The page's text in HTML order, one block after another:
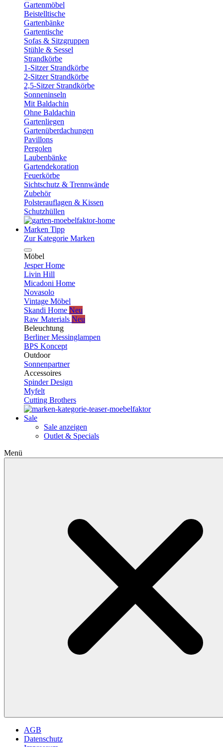
Gartenmöbel
Beistelltische
Gartenbänke
Gartentische
Sofas & Sitzgruppen
Stühle & Sessel
Strandkörbe
1-Sitzer Strandkörbe
2-Sitzer Strandkörbe
2,5-Sitzer Strandkörbe
Sonneninseln
Mit Baldachin
Ohne Baldachin
Gartenliegen
Gartenüberdachungen
Pavillons
Pergolen
Laubenbänke
Gartendekoration
Feuerkörbe
Sichtschutz & Trennwände
Zubehör
Polsterauflagen & Kissen
Schutzhüllen
Marken Tipp
Zur Kategorie Marken
Möbel
Jesper Home
Livin Hill
Micadoni Home
Novasolo
Vintage Möbel
Skandi Home Neu
Raw Materials Neu
Beleuchtung
Berliner Messinglampen
BPS Koncept
Outdoor
Sonnenpartner
Accessoires
Spinder Design
Myfelt
Cutting Brothers
Sale
Sale anzeigen
Outlet & Specials
Menü
AGB
Datenschutz